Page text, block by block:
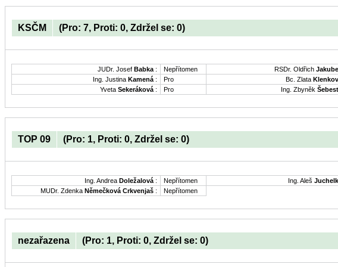
KSČM (Pro: 7, Proti: 0, Zdržel se: 0)
JUDr. Josef Babka : Nepřítomen RSDr. Oldřich
Ing. Justina Kamená : Pro Bc. Zlata
Yveta Sekeráková : Pro Ing. Zbyněk
TOP 09 (Pro: 1, Proti: 0, Zdržel se: 0)
Ing. Andrea Doležalová : Nepřítomen Ing. Aleš
MUDr. Zdenka Němečková Crkvenjaš : Nepřítomen
nezařazena (Pro: 1, Proti: 0, Zdržel se: 0)